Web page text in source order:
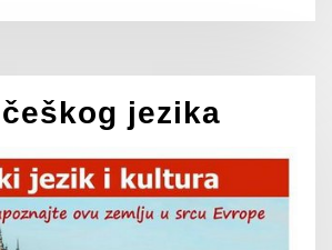
jezika